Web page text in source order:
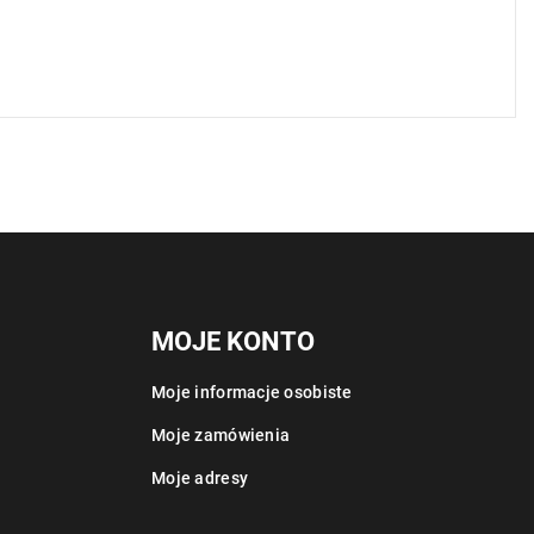
MOJE KONTO
Moje informacje osobiste
Moje zamówienia
Moje adresy